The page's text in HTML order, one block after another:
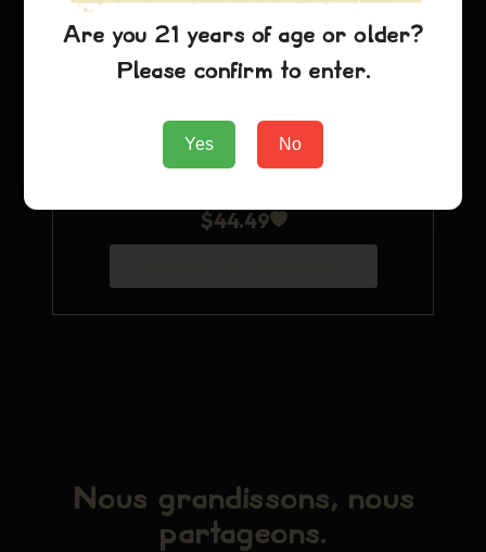
Blauwe Droom Hoodie
$44.49
Nous grandissons, nous
partageons.
Are you 21 years of age or older?
Please confirm to enter.
Yes No